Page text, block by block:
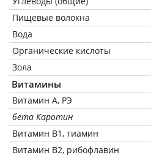
Пищевые волокна
Вода
Органические кислоты
Зола
Витамины
Витамин А, РЭ
бета Каротин
Витамин В1, тиамин
Витамин В2, рибофлавин